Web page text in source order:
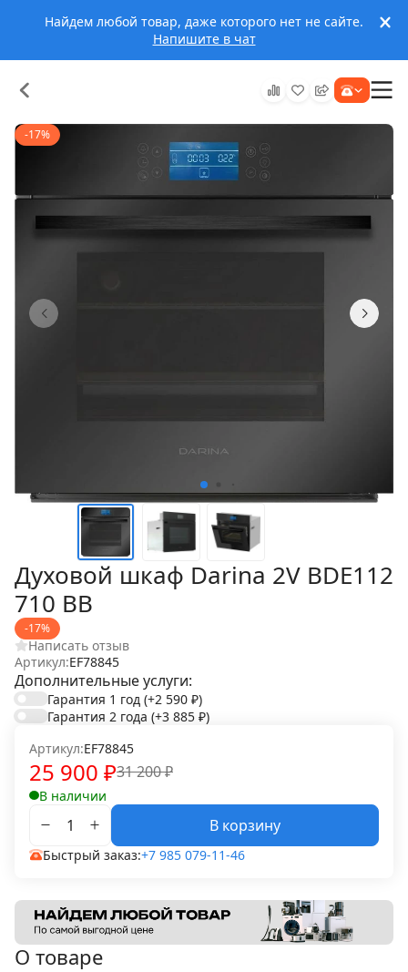
Найдем любой товар, даже которого нет не сайте.
Напишите в чат
-17%
Духовой шкаф Darina 2V BDE112
710 BB
-17%
Написать отзыв
Артикул:EF78845
Дополнительные услуги:
Гарантия 1 год (+2 590 ₽)
Гарантия 2 года (+3 885 ₽)
Артикул:EF78845
31 200₽
25 900 ₽
В наличии
В корзину
Быстрый заказ:+7 985 079-11-46
О товаре